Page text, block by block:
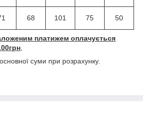
68 101 75 50
платижем оплачується
суми при розрахунку.